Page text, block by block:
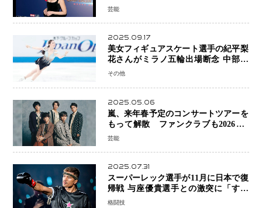
新ブラック・ウィドウ役のシラ・ハー
芸能
2025.09.17
美女フィギュアスケート選手の紀平梨
花さんがミラノ五輪出場断念 中部選
手権欠場を発表「安全最優先の判断」
その他
2025.05.06
嵐、来年春予定のコンサートツアーを
もって解散 ファンクラブも2026年5
月末で活動終了
芸能
2025.07.31
スーパーレック選手が11月に日本で復
帰戦 与座優貴選手との激突に「すべ
ての技術を見せたい」
格闘技